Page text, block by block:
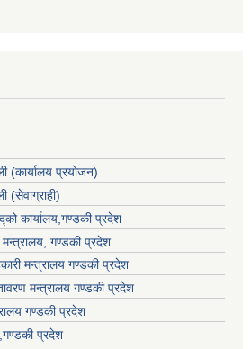
(कार्यालय प्रयोजन)
(सेवाग्राही)
कार्यालय,गण्डकी प्रदेश
मन्त्रालय, गण्डकी प्रदेश
मन्त्रालय गण्डकी प्रदेश
मन्त्रालय गण्डकी प्रदेश
गण्डकी प्रदेश
प्रदेश